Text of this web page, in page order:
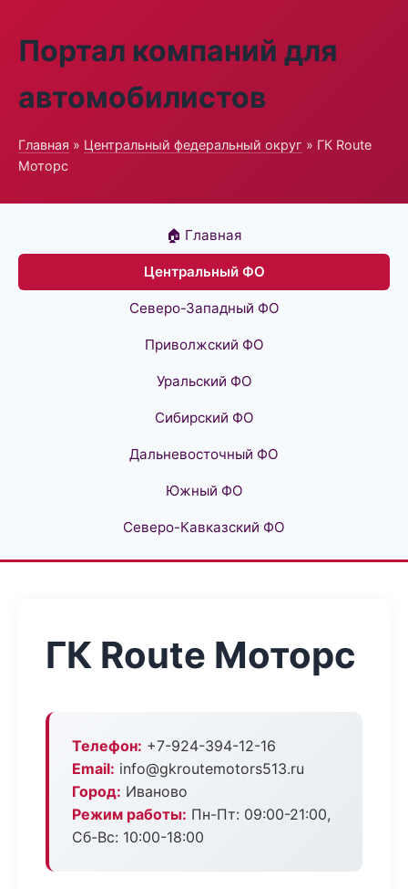
Портал компаний для
автомобилистов
Главная » Центральный федеральный округ » ГК Route
Моторс
🏠 Главная
Центральный ФО
Северо-Западный ФО
Приволжский ФО
Уральский ФО
Сибирский ФО
Дальневосточный ФО
Южный ФО
Северо-Кавказский ФО
ГК Route Моторс
Телефон: +7-924-394-12-16
Email: info@gkroutemotors513.ru
Город: Иваново
Режим работы: Пн-Пт: 09:00-21:00,
Сб-Вс: 10:00-18:00